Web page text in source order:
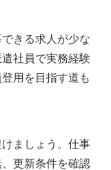
きる求人が少な
社員で実務経験
用を目指す道も
ましょう。仕事
更新条件を確認